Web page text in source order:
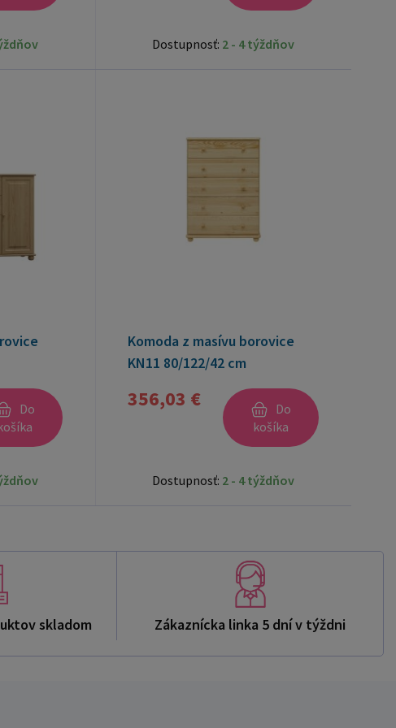
Dostupnosť: 2 - 4 týždňov
Do
Komoda z masívu borovice
KN11 80/122/42 cm
356,03 €
Do
košíka
Dostupnosť: 2 - 4 týždňov
skladom Zákaznícka linka 5 dní v týždni